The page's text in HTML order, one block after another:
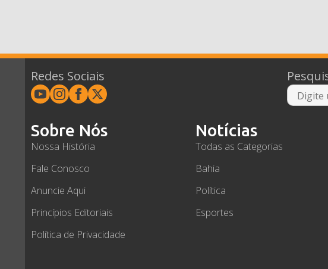
Redes Sociais
Sobre Nós
Nossa História
Fale Conosco
Anuncie Aqui
Princípios Editoriais
Política de Privacidade
Notícias
Todas as Categorias
Bahia
Política
Esportes